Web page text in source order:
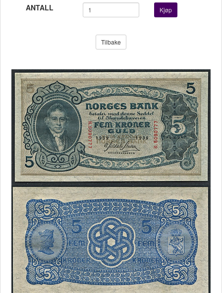
ANTALL
Kjøp
Tilbake